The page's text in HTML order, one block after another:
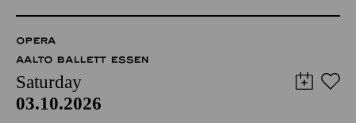
OPERA
AALTO BALLETT ESSEN
Saturday
03.10.2026